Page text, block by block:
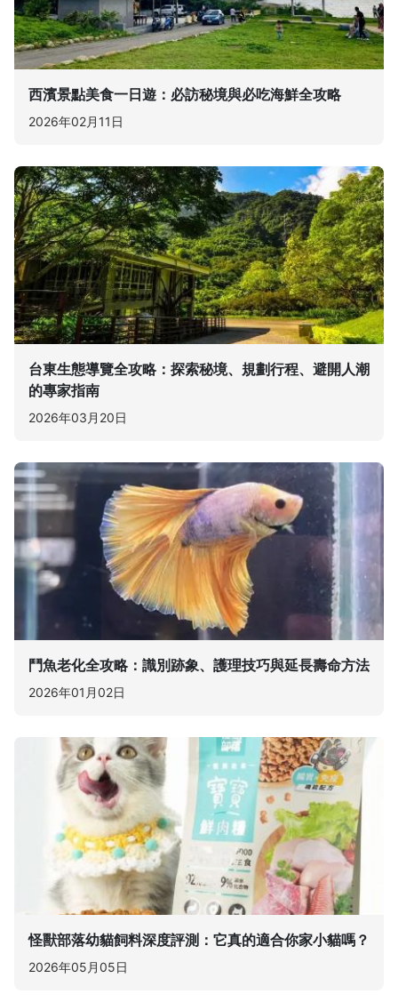
西濱景點美食一日遊：必訪秘境與必吃海鮮全攻略
2026年02月11日
台東生態導覽全攻略：探索秘境、規劃行程、避開人潮
的專家指南
2026年03月20日
鬥魚老化全攻略：識別跡象、護理技巧與延長壽命方法
2026年01月02日
怪獸部落幼貓飼料深度評測：它真的適合你家小貓嗎？
2026年05月05日